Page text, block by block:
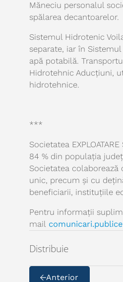
Măneciu personalul
spălarea decantoarelor.
Sistemul Hidrotenic
separate, iar în
apă potabilă.
Hidrotehnic Aducțiuni,
hidrotehnice.
***
Societatea
84 % din populația
Societatea colaborează
unic, precum și cu
beneficiarii, instituțiile
Pentru informații
mail
Distribuie
Anterior